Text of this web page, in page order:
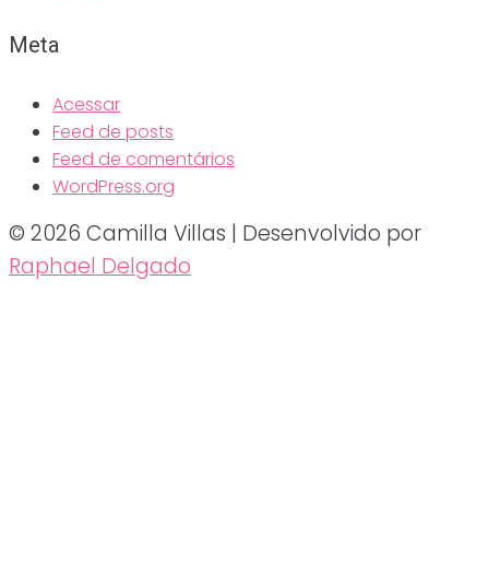
Meta
Acessar
Feed de posts
Feed de comentários
WordPress.org
© 2026 Camilla Villas | Desenvolvido por
Raphael Delgado